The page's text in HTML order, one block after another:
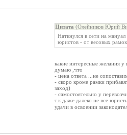
Цитата (Олейников Юрий
Наткнулся в сети на
юристов - от весовых
какие интересные желания у
думаю ,что
- цена ответа ...не
- скоро кроме рамки
заход)
- самостоятельно у
т.к даже далеко не все
удачи в освоении